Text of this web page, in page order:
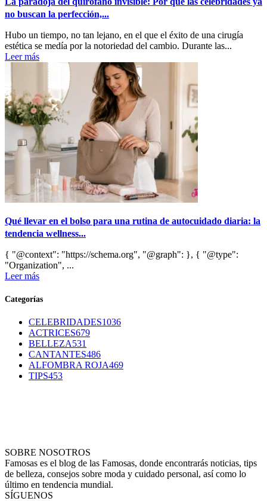
no buscan la perfección,...
Hubo un tiempo, no tan lejano, en el que el éxito de una cirugía
estética se medía por la notoriedad del cambio. Durante las...
Leer más
Qué llevar en el bolso para una rutina de autocuidado diaria: la
tendencia wellness...
{ "@context": "https://schema.org", "@graph": }, { "@type":
"Organization", ...
Leer más
Categorías
CELEBRIDADES1036
ACTRICES679
BELLEZA531
CANTANTES486
ALFOMBRA ROJA469
TIPS453
SOBRE NOSOTROS
Famosas es el blog de las Famosas, donde encontrarás noticias, tips
de belleza, consejos sobre moda y cuidado personal, así como lo
último en tendencia mundial.
SÍGUENOS